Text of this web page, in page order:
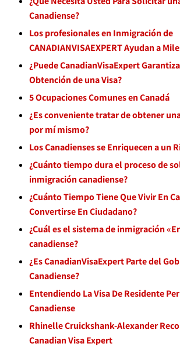
Canadiense?
Los profesionales en Inmigración de
CANADIANVISAEXPERT Ayudan a
¿Puede CanadianVisaExpert
Obtención de una Visa?
5 Ocupaciones Comunes en Canadá
¿Es conveniente tratar de obtener
por mí mismo?
Los Canadienses se Enriquecen a un
¿Cuánto tiempo dura el proceso de
inmigración canadiense?
¿Cuánto Tiempo Tiene Que Vivir En
Convertirse En Ciudadano?
¿Cuál es el sistema de inmigración
canadiense?
¿Es CanadianVisaExpert Parte del
Canadiense?
Entendiendo La Visa De Residente
Canadiense
Rhinelle Cruickshank-Alexander
Canadian Visa Expert